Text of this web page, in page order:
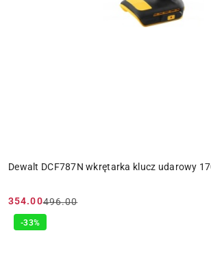
Dewalt DCF787N wkrętarka klucz udarowy
Cena
promocyjna:
354.00
Cena
przed
496.00
-33%